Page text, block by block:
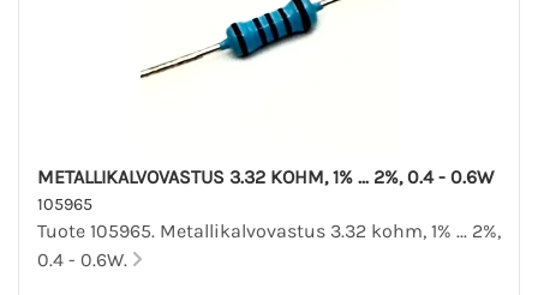
METALLIKALVOVASTUS 3.32 KOHM, 1% ... 2%, 0.4 - 0.6W
105965
Tuote 105965. Metallikalvovastus 3.32 kohm, 1% ... 2%,
0.4 - 0.6W.